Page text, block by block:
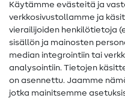
Ompelusanasto
Ompeluohjeet
Apua ja yhteystiedot
Yhteystiedot
Käytämme evästeitä ja
verkkosivustollamme ja
vierailijoiden henkilötietoja
sisällön ja mainosten
median integrointiin tai
analysointiin. Tietojen
on asennettu. Jaamme
jotka mainitsemme